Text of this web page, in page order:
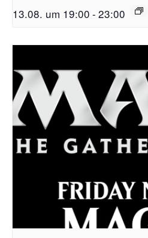
13.08. um 19:00 - 23:00